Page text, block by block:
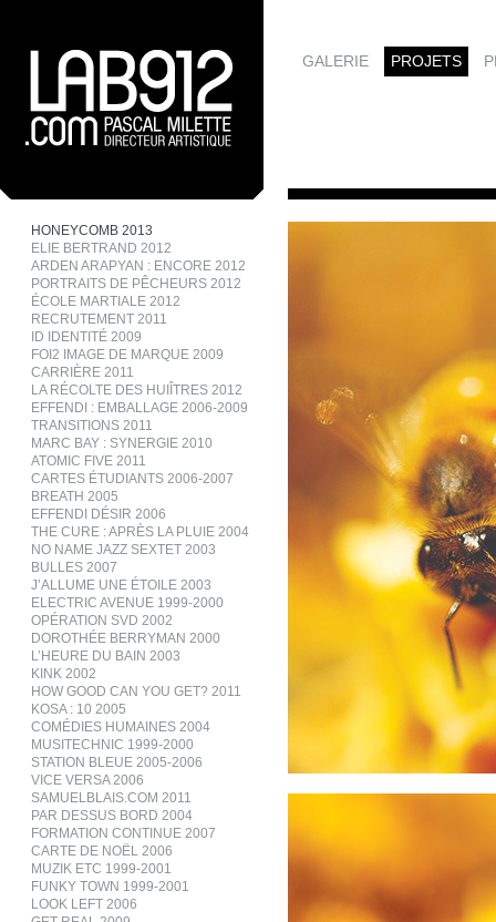
HONEYCOMB 2013
ELIE BERTRAND 2012
ARDEN ARAPYAN : ENCORE 2012
PORTRAITS DE PÊCHEURS 2012
ÉCOLE MARTIALE 2012
RECRUTEMENT 2011
ID IDENTITÉ 2009
FOI2 IMAGE DE MARQUE 2009
CARRIÈRE 2011
LA RÉCOLTE DES HUIÎTRES 2012
EFFENDI : EMBALLAGE 2006-2009
TRANSITIONS 2011
MARC BAY : SYNERGIE 2010
ATOMIC FIVE 2011
CARTES ÉTUDIANTS 2006-2007
BREATH 2005
EFFENDI DÉSIR 2006
THE CURE : APRÈS LA PLUIE 2004
NO NAME JAZZ SEXTET 2003
BULLES 2007
J’ALLUME UNE ÉTOILE 2003
ELECTRIC AVENUE 1999-2000
OPÉRATION SVD 2002
DOROTHÉE BERRYMAN 2000
L’HEURE DU BAIN 2003
KINK 2002
HOW GOOD CAN YOU GET? 2011
KOSA : 10 2005
COMÉDIES HUMAINES 2004
MUSITECHNIC 1999-2000
STATION BLEUE 2005-2006
VICE VERSA 2006
SAMUELBLAIS.COM 2011
PAR DESSUS BORD 2004
FORMATION CONTINUE 2007
CARTE DE NOËL 2006
MUZIK ETC 1999-2001
FUNKY TOWN 1999-2001
LOOK LEFT 2006
GALERIE PROJETS